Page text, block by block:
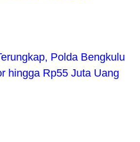
Polda Bengkulu
hingga Rp55 Juta Uang